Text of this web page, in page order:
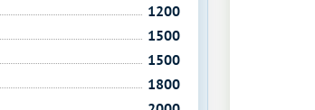
1200
1500
1500
1800